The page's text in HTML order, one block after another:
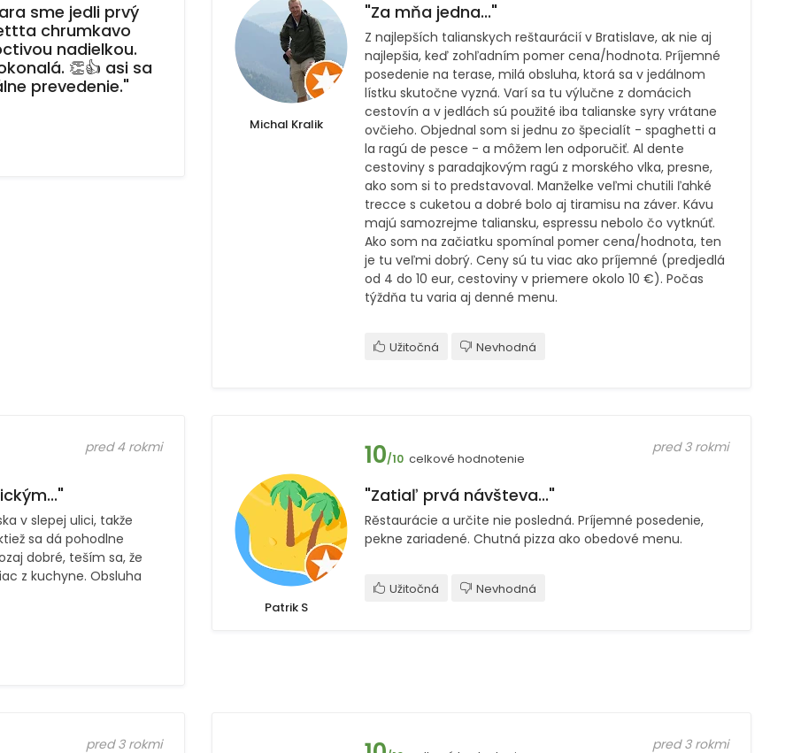
sme jedli prvý
chrumkavo
nadielkou.
👏👍 asi sa
prevedenie."
Michal Kralik
"Za mňa jedna..."
Z najlepších talianskych reštaurácií v Bratislave, ak nie aj
najlepšia, keď zohľadním pomer cena/hodnota. Príjemné
posedenie na terase, milá obsluha, ktorá sa v jedálnom
lístku skutočne vyzná. Varí sa tu výlučne z domácich
cestovín a v jedlách sú použité iba talianske syry vrátane
ovčieho. Objednal som si jednu zo špecialít - spaghetti a
la ragú de pesce - a môžem len odporučiť. Al dente
cestoviny s paradajkovým ragú z morského vlka, presne,
ako som si to predstavoval. Manželke veľmi chutili ľahké
trecce s cuketou a dobré bolo aj tiramisu na záver. Kávu
majú samozrejme taliansku, espressu nebolo čo vytknúť.
Ako som na začiatku spomínal pomer cena/hodnota, ten
je tu veľmi dobrý. Ceny sú tu viac ako príjemné (predjedlá
od 4 do 10 eur, cestoviny v priemere okolo 10 €). Počas
týždňa tu varia aj denné menu.
Užitočná Nevhodná
pred 4 rokmi
v slepej ulici, takže
sa dá pohodlne
dobré, teším sa, že
z kuchyne. Obsluha
Patrik S
10/10 celkové hodnotenie
pred 3 rokmi
"Zatiaľ prvá návšteva..."
Rěstaurácie a určite nie posledná. Príjemné posedenie,
pekne zariadené. Chutná pizza ako obedové menu.
Užitočná Nevhodná
pred 3 rokmi pred 3 rokmi